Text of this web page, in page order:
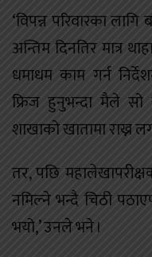
‘विपन्न परिवारका
अन्तिम दिनतिर मात्र
धमाधम काम गर्न
फ्रिज हुनुभन्दा मैले सो
शाखाको खातामा राख्न
तर, पछि
नमिल्ने भन्दै चिठी
भयो,’ उनले भने ।